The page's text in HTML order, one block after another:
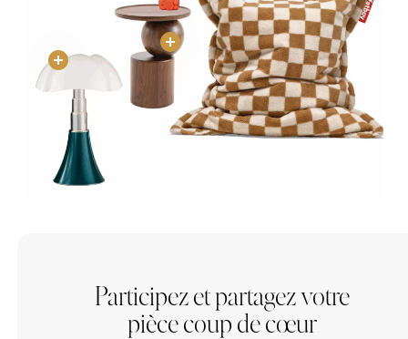
Participez et partagez votre
pièce coup de cœur